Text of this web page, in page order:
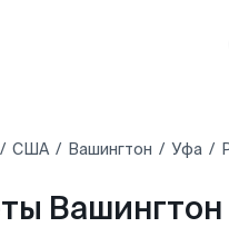
США Вашингтон Уфа
Вашингтон